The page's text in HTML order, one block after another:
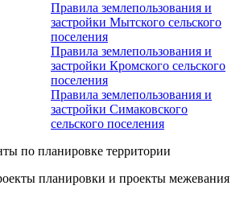
Правила землепользования и
застройки Мытского сельского
поселения
Правила землепользования и
застройки Кромского сельского
поселения
Правила землепользования и
застройки Симаковского
сельского поселения
по планировке территории
планировки и проекты межевания